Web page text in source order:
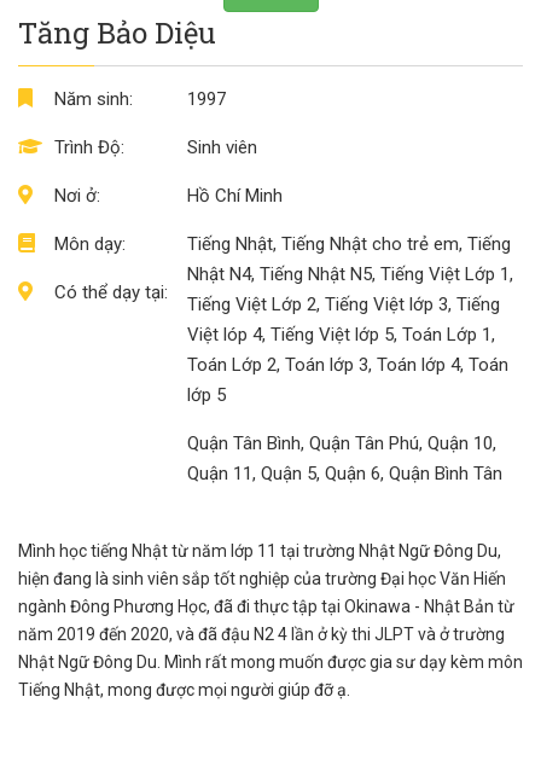
Tăng Bảo Diệu
Năm sinh:
Trình Độ:
Nơi ở:
Môn dạy:
Có thể dạy tại:
1997
Sinh viên
Hồ Chí Minh
Tiếng Nhật, Tiếng Nhật cho trẻ em, Tiếng
Nhật N4, Tiếng Nhật N5, Tiếng Việt Lớp 1,
Tiếng Việt Lớp 2, Tiếng Việt lớp 3, Tiếng
Việt lóp 4, Tiếng Việt lớp 5, Toán Lớp 1,
Toán Lớp 2, Toán lớp 3, Toán lớp 4, Toán
lớp 5
Quận Tân Bình, Quận Tân Phú, Quận 10,
Quận 11, Quận 5, Quận 6, Quận Bình Tân
Mình học tiếng Nhật từ năm lớp 11 tại trường Nhật Ngữ Đông Du,
hiện đang là sinh viên sắp tốt nghiệp của trường Đại học Văn Hiến
ngành Đông Phương Học, đã đi thực tập tại Okinawa - Nhật Bản từ
năm 2019 đến 2020, và đã đậu N2 4 lần ở kỳ thi JLPT và ở trường
Nhật Ngữ Đông Du. Mình rất mong muốn được gia sư dạy kèm môn
Tiếng Nhật, mong được mọi người giúp đỡ ạ.